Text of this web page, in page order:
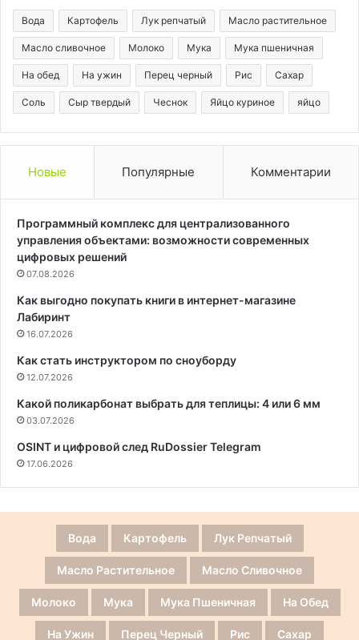
Вода Картофель Лук репчатый Масло растительное
Масло сливочное Молоко Мука Мука пшеничная
На обед На ужин Перец черный Рис Сахар
Соль Сыр твердый Чеснок Яйцо куриное яйцо
Новые Популярные Комментарии
Программный комплекс для централизованного
управления объектами: возможности современных
цифровых решений
07.08.2026
Как выгодно покупать книги в интернет-магазине
Лабиринт
16.07.2026
Как стать инструктором по сноуборду
12.07.2026
Какой поликарбонат выбрать для теплицы: 4 или 6 мм
03.07.2026
OSINT и цифровой след RuDossier Telegram
17.06.2026
Вода Картофель Лук Репчатый
Масло Растительное Масло Сливочное
Молоко Мука Мука Пшеничная На Обед
На Ужин Перец Черный Рис Сахар